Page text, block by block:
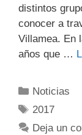
distintos
conocer a
Villamea. En
años que …
Noticias
2017
Deja un